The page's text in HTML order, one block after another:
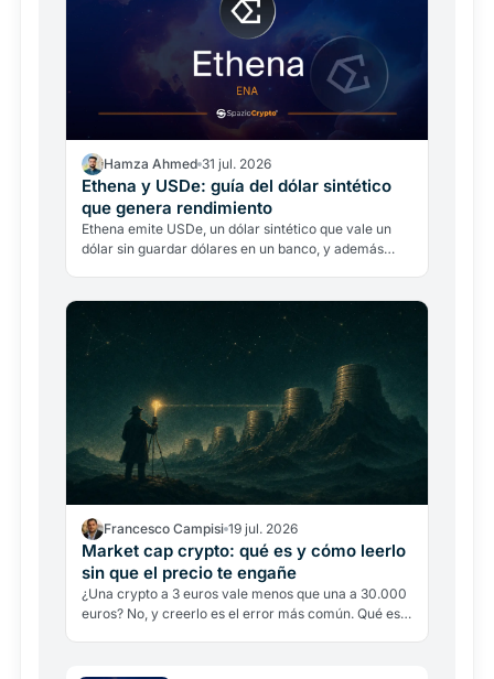
Hamza Ahmed 31 jul. 2026
Ethena y USDe: guía del dólar sintético
que genera rendimiento
Ethena emite USDe, un dólar sintético que vale un
dólar sin guardar dólares en un banco, y además
Francesco Campisi 19 jul. 2026
Market cap crypto: qué es y cómo leerlo
sin que el precio te engañe
¿Una crypto a 3 euros vale menos que una a 30.000
euros? No, y creerlo es el error más común. Qué es